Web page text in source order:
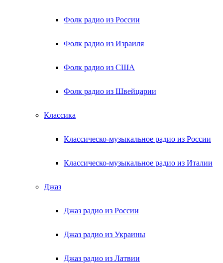
Фолк радио из России
Фолк радио из Израиля
Фолк радио из США
Фолк радио из Швейцарии
Классика
Классическо-музыкальное радио из России
Классическо-музыкальное радио из Италии
Джаз
Джаз радио из России
Джаз радио из Украины
Джаз радио из Латвии